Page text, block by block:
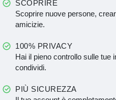
SCOPRIRE
Scoprire nuove persone,
amicizie.
100% PRIVACY
Hai il pieno controllo sulle tue
condividi.
PIÙ SICUREZZA